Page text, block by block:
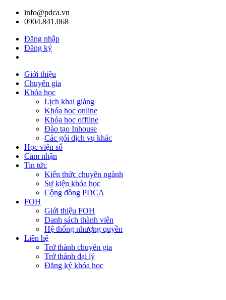
info@pdca.vn
0904.841.068
Đăng nhập
Đăng ký
Giới thiệu
Chuyên gia
Khóa học
Lịch khai giảng
Khóa học online
Khóa học offline
Đào tạo Inhouse
Các gói dịch vụ khác
Học viện số
Cảm nhận
Tin tức
Kiến thức chuyên ngành
Sự kiện khóa học
Cộng đồng PDCA
FOH
Giới thiệu FOH
Danh sách thành viên
Hệ thống nhượng quyền
Liên hệ
Trở thành chuyên gia
Trở thành đại lý
Đăng ký khóa học